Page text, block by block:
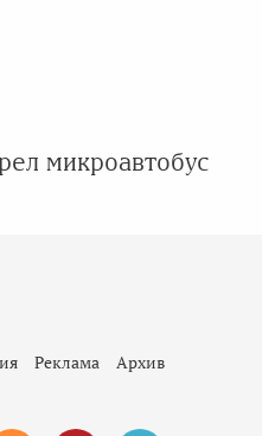
микроавтобус
Реклама
Архив